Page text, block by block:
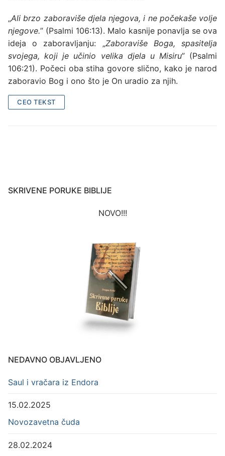
„Ali brzo zaboraviše djela njegova, i ne počekaše volje
njegove.” (Psalmi 106:13). Malo kasnije ponavlja se ova
ideja o zaboravljanju: „Zaboraviše Boga, spasitelja
svojega, koji je učinio velika djela u Misiru” (Psalmi
106:21). Počeci oba stiha govore slično, kako je narod
zaboravio Bog i ono što je On uradio za njih.
CEO TEKST
SKRIVENE PORUKE BIBLIJE
NOVO!!!
NEDAVNO OBJAVLJENO
Saul i vračara iz Endora
15.02.2025
Novozavetna čuda
28.02.2024